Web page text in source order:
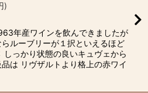
絞り込む
)
年産ワインを飲んできましたが
ルーブリーが１択といえるほど
しっかり状態の良いキュヴェから
は リヴザルトより格上の赤ワイ